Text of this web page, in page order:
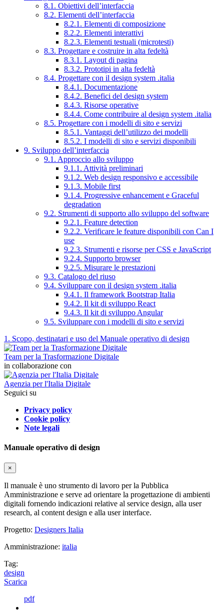
8.1. Obiettivi dell’interfaccia
8.2. Elementi dell’interfaccia
8.2.1. Elementi di composizione
8.2.2. Elementi interattivi
8.2.3. Elementi testuali (microtesti)
8.3. Progettare e costruire in alta fedeltà
8.3.1. Layout di pagina
8.3.2. Prototipi in alta fedeltà
8.4. Progettare con il design system .italia
8.4.1. Documentazione
8.4.2. Benefici del design system
8.4.3. Risorse operative
8.4.4. Come contribuire al design system .italia
8.5. Progettare con i modelli di sito e servizi
8.5.1. Vantaggi dell’utilizzo dei modelli
8.5.2. I modelli di sito e servizi disponibili
9. Sviluppo dell’interfaccia
9.1. Approccio allo sviluppo
9.1.1. Attività preliminari
9.1.2. Web design responsivo e accessibile
9.1.3. Mobile first
9.1.4. Progressive enhancement e Graceful
degradation
9.2. Strumenti di supporto allo sviluppo del software
9.2.1. Feature detection
9.2.2. Verificare le feature disponibili con Can I
use
9.2.3. Strumenti e risorse per CSS e JavaScript
9.2.4. Supporto browser
9.2.5. Misurare le prestazioni
9.3. Catalogo del riuso
9.4. Sviluppare con il design system .italia
9.4.1. Il framework Bootstrap Italia
9.4.2. Il kit di sviluppo React
9.4.3. Il kit di sviluppo Angular
9.5. Sviluppare con i modelli di sito e servizi
1. Scopo, destinatari e uso del Manuale operativo di design
Team per la Trasformazione Digitale
in collaborazione con
Agenzia per l'Italia Digitale
Seguici su
Privacy policy
Cookie policy
Note legali
Manuale operativo di design
×
Il manuale è uno strumento di lavoro per la Pubblica
Amministrazione e serve ad orientare la progettazione di ambienti
digitali fornendo indicazioni relative al service design, alla user
research, al content design e alla user interface.
Progetto: Designers Italia
Amministrazione: italia
Tag:
design
Scarica
pdf